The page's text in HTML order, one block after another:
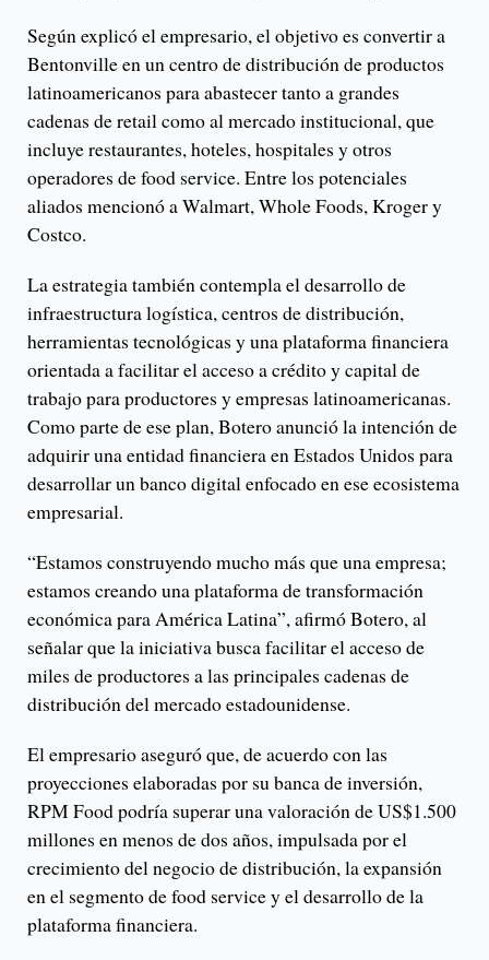
Según explicó el empresario, el objetivo es convertir a
Bentonville en un centro de distribución de productos
latinoamericanos para abastecer tanto a grandes
cadenas de retail como al mercado institucional, que
incluye restaurantes, hoteles, hospitales y otros
operadores de food service. Entre los potenciales
aliados mencionó a Walmart, Whole Foods, Kroger y
Costco.
La estrategia también contempla el desarrollo de
infraestructura logística, centros de distribución,
herramientas tecnológicas y una plataforma financiera
orientada a facilitar el acceso a crédito y capital de
trabajo para productores y empresas latinoamericanas.
Como parte de ese plan, Botero anunció la intención de
adquirir una entidad financiera en Estados Unidos para
desarrollar un banco digital enfocado en ese ecosistema
empresarial.
“Estamos construyendo mucho más que una empresa;
estamos creando una plataforma de transformación
económica para América Latina”, afirmó Botero, al
señalar que la iniciativa busca facilitar el acceso de
miles de productores a las principales cadenas de
distribución del mercado estadounidense.
El empresario aseguró que, de acuerdo con las
proyecciones elaboradas por su banca de inversión,
RPM Food podría superar una valoración de US$1.500
millones en menos de dos años, impulsada por el
crecimiento del negocio de distribución, la expansión
en el segmento de food service y el desarrollo de la
plataforma financiera.